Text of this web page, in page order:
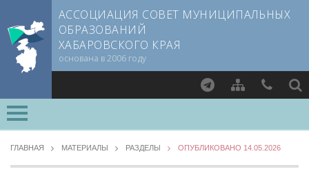
АССОЦИАЦИЯ СОВЕТ МУНИЦИПАЛЬНЫХ
ОБРАЗОВАНИЙ
ХАБАРОВСКОГО КРАЯ
основана в 2006 году
ВСЕ РАЗДЕЛЫ »
МЕТОДИЧЕСКИЙ РАЗДЕЛ
О СОВЕТЕ
Документы CMO
ГЛАВНАЯ МАТЕРИАЛЫ РАЗДЕЛЫ ОПУБЛИКОВАНО 14.05.2026